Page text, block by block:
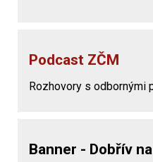
Podcast ZČM
Rozhovory s odbornými
Banner - Dobřív